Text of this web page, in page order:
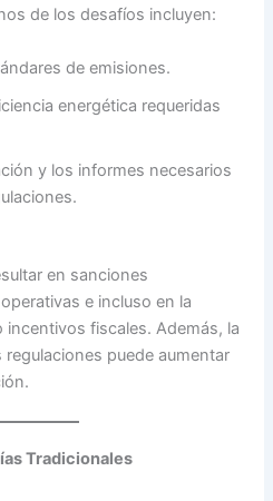
de los desafíos incluyen:
de emisiones.
energética requeridas
y los informes necesarios
en sanciones
e incluso en la
fiscales. Además, la
puede aumentar
Tradicionales